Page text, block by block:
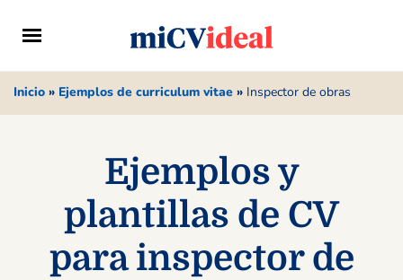
Inicio » Ejemplos de curriculum vitae » Inspector de obras
Ejemplos y
plantillas de CV
para inspector de